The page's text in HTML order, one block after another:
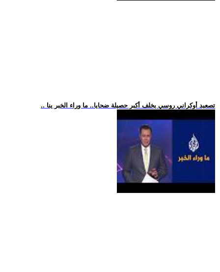
.. تصعيد أوكراني روسي يخلف أكبر حصيلة ضحايا.. ما وراء الخبر ينا